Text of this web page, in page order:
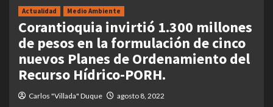
Actualidad Medio Ambiente
Corantioquia invirtió 1.300 millones
de pesos en la formulación de cinco
nuevos Planes de Ordenamiento del
Recurso Hídrico-PORH.
Carlos "Villada" Duque agosto 8, 2022